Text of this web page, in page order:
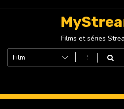
Films et séries